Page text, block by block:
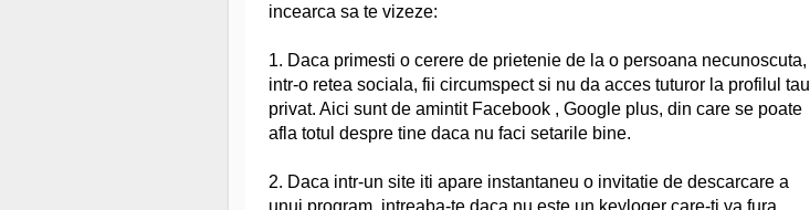
incearca sa te vizeze:
1. Daca primesti o cerere de prietenie de la o persoana necunoscuta,
intr-o retea sociala, fii circumspect si nu da acces tuturor la profilul tau
privat. Aici sunt de amintit Facebook , Google plus, din care se poate
afla totul despre tine daca nu faci setarile bine.
2. Daca intr-un site iti apare instantaneu o invitatie de descarcare a
unui program, intreaba-te daca nu este un keyloger care-ti va fura